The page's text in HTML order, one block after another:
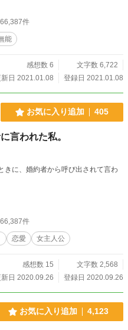
件
能
感想数 6
文字数 6,722
日 2021.01.08
登録日 2021.01.08
お気に入り追加 405
言われた私。
件
恋愛 女主人公
感想数 15
文字数 2,568
日 2020.09.26
登録日 2020.09.26
お気に入り追加 4,123